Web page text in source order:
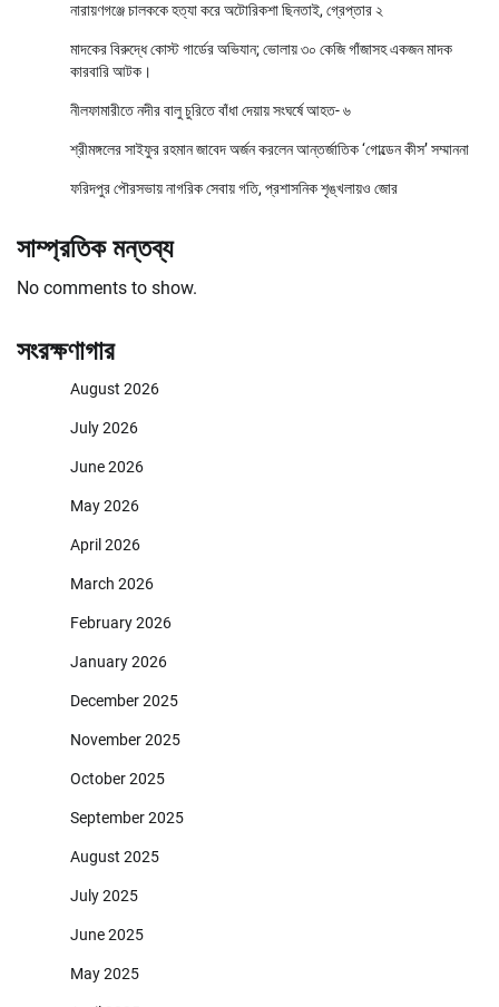
নারায়ণগঞ্জে চালককে হত্যা করে অটোরিকশা ছিনতাই, গ্রেপ্তার ২
মাদকের বিরুদ্ধে কোস্ট গার্ডের অভিযান; ভোলায় ৩০ কেজি গাঁজাসহ একজন মাদক
কারবারি আটক।
নীলফামারীতে নদীর বালু চুরিতে বাঁধা দেয়ায় সংঘর্ষে আহত- ৬
শ্রীমঙ্গলের সাইফুর রহমান জাবেদ অর্জন করলেন আন্তর্জাতিক ‘গোল্ডেন কীস’ সম্মাননা
ফরিদপুর পৌরসভায় নাগরিক সেবায় গতি, প্রশাসনিক শৃঙ্খলায়ও জোর
সাম্প্রতিক মন্তব্য
No comments to show.
সংরক্ষণাগার
August 2026
July 2026
June 2026
May 2026
April 2026
March 2026
February 2026
January 2026
December 2025
November 2025
October 2025
September 2025
August 2025
July 2025
June 2025
May 2025